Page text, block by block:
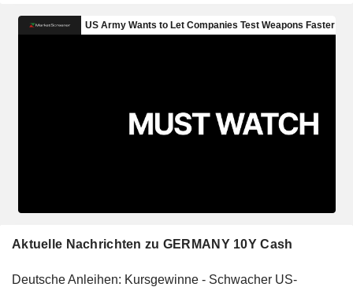
Aktuelle Nachrichten zu GERMANY 10Y Cash
Deutsche Anleihen: Kursgewinne - Schwacher US-